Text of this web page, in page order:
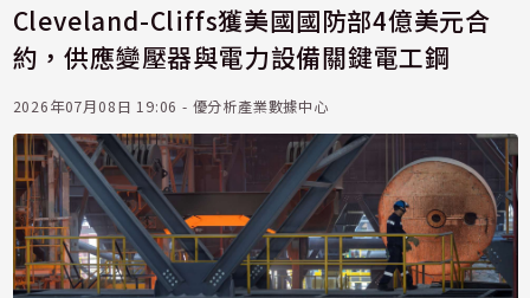
Cleveland-Cliffs獲美國國防部4億美元合
約，供應變壓器與電力設備關鍵電工鋼
2026年07月08日 19:06 - 優分析產業數據中心